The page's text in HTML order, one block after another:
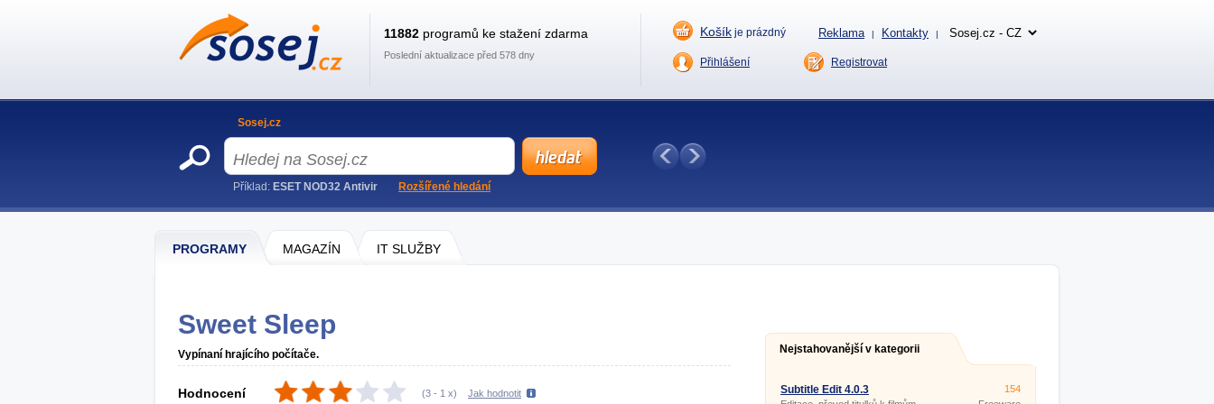
PROGRAMY MAGAZÍN IT SLUŽBY
Sweet Sleep
Vypínaní hrajícího počítače.
Hodnocení (3 - 1 x) Jak hodnotit
Nejstahovanější v kategorii
Subtitle Edit 4.0.3
154
11882 programů ke stažení zdarma
Poslední aktualizace před 578 dny
Košík je prázdný Reklama | Kontakty |
Přihlášení Registrovat
Sosej.cz
Příklad: ESET NOD32 Antivir Rozšířené hledání